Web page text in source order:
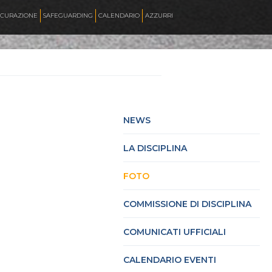
SAFEGUARDING CALENDARIO AZZURRI
NEWS
LA DISCIPLINA
FOTO
COMMISSIONE DI DISCIPLINA
COMUNICATI UFFICIALI
CALENDARIO EVENTI
HOCKEY PISTA
INLINE ALPINE